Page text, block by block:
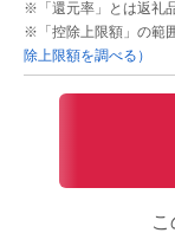
※「還元率」とは返礼
※「控除上限額」の範
除上限額を調べる）